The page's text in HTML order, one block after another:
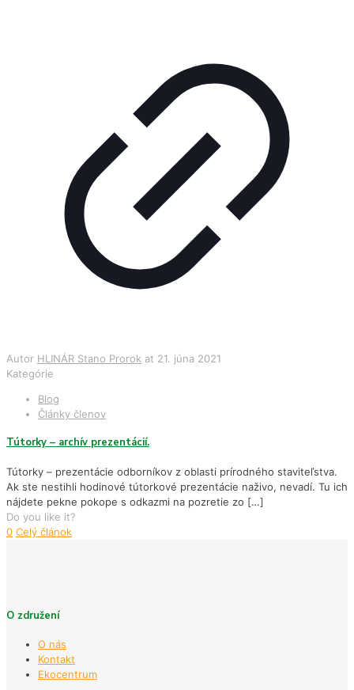
Autor HLINÁR Stano Prorok at 21. júna 2021
Kategórie
Blog
Články členov
Tútorky – archív prezentácií.
Tútorky – prezentácie odborníkov z oblasti prírodného staviteľstva.
Ak ste nestihli hodinové tútorkové prezentácie naživo, nevadí. Tu ich
nájdete pekne pokope s odkazmi na pozretie zo […]
Do you like it?
0 Celý článok
O združení
O nás
Kontakt
Ekocentrum